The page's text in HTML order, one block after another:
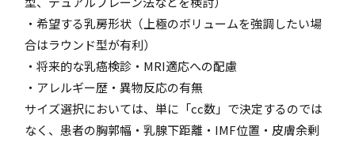
・希望する乳房形状（上極のボリュームを強調したい場
合はラウンド型が有利）
・将来的な乳癌検診・MRI適応への配慮
・アレルギー歴・異物反応の有無
サイズ選択においては、単に「cc数」で決定するのでは
なく、患者の胸郭幅・乳腺下距離・IMF位置・皮膚余剰